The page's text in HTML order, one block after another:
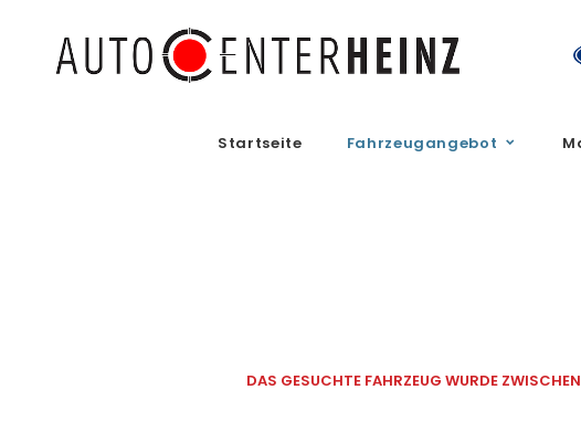
Startseite Fahrzeugangebot
DAS GESUCHTE FAHRZEUG WURDE